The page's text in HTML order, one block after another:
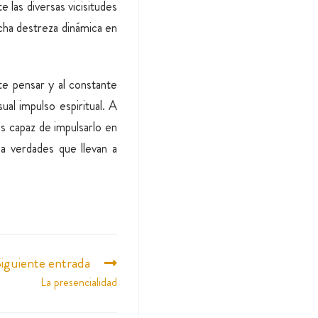
las diversas vicisitudes
destreza dinámica en
pensar y al constante
impulso espiritual. A
capaz de impulsarlo en
que llevan a
entrada
La presencialidad